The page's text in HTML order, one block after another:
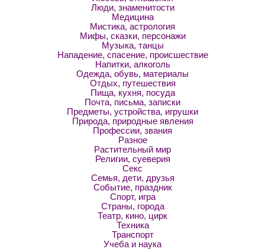
Люди, знаменитости
Медицина
Мистика, астрология
Мифы, сказки, персонажи
Музыка, танцы
Нападение, спасение, происшествие
Напитки, алкоголь
Одежда, обувь, материалы
Отдых, путешествия
Пища, кухня, посуда
Почта, письма, записки
Предметы, устройства, игрушки
Природа, природные явления
Профессии, звания
Разное
Растительный мир
Религии, суеверия
Секс
Семья, дети, друзья
Событие, праздник
Спорт, игра
Страны, города
Театр, кино, цирк
Техника
Транспорт
Учеба и наука